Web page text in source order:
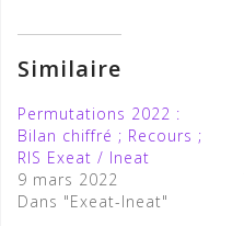
Similaire
Permutations 2022 :
Bilan chiffré ; Recours ;
RIS Exeat / Ineat
9 mars 2022
Dans "Exeat-Ineat"